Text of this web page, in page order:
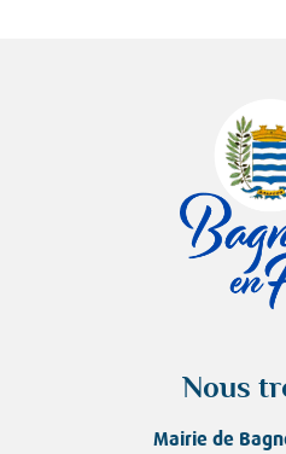
Nous
Mairie de